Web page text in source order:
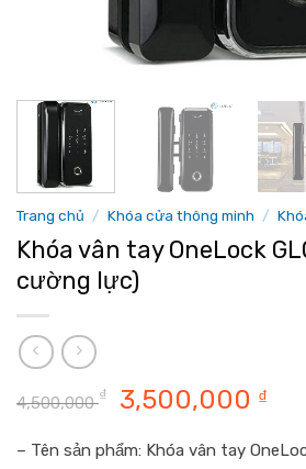
Trang chủ / Khóa cửa thông minh /
Khóa vân tay OneLock
cường lực)
4,500,000₫
Giá
là:
3,500,000 ₫Giá
tại
– Tên sản phẩm: Khóa vân tay